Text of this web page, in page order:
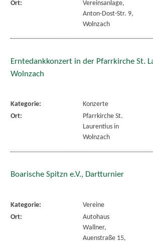
Ort:
Vereinsanlage,
Anton-Dost-Str. 9,
Wolnzach
Erntedankkonzert in der Pfarrkirche St.
Wolnzach
Kategorie:
Konzerte
Ort:
Pfarrkirche St.
Laurentius in
Wolnzach
Boarische Spitzn e.V., Dartturnier
Kategorie:
Vereine
Ort:
Autohaus
Wallner,
Auenstraße 15,